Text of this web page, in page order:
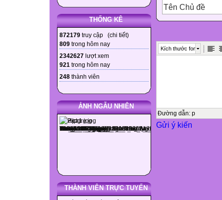
THỐNG KÊ
872179 truy cập (chi tiết)
809 trong hôm nay
2342627 lượt xem
921 trong hôm nay
248 thành viên
ẢNH NGẪU NHIÊN
THÀNH VIÊN TRỰC TUYẾN
Tên Chủ đề
Trọng số
Thông hiểu
Vận dụng


Kích thước font
Đường dẫn: p
Gửi ý kiến